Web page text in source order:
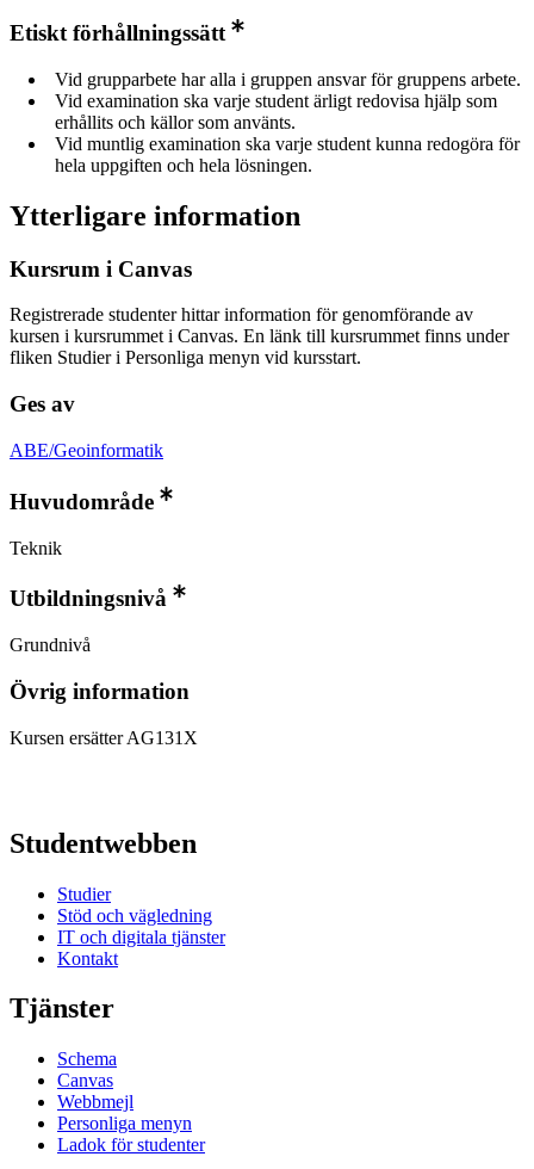
Etiskt förhållningssätt
Vid grupparbete har alla i gruppen ansvar för gruppens arbete.
Vid examination ska varje student ärligt redovisa hjälp som
erhållits och källor som använts.
Vid muntlig examination ska varje student kunna redogöra för
hela uppgiften och hela lösningen.
Ytterligare information
Kursrum i Canvas
Registrerade studenter hittar information för genomförande av
kursen i kursrummet i Canvas. En länk till kursrummet finns under
fliken Studier i Personliga menyn vid kursstart.
Ges av
ABE/Geoinformatik
Huvudområde
Teknik
Utbildningsnivå
Grundnivå
Övrig information
Kursen ersätter AG131X
Studentwebben
Studier
Stöd och vägledning
IT och digitala tjänster
Kontakt
Tjänster
Schema
Canvas
Webbmejl
Personliga menyn
Ladok för studenter